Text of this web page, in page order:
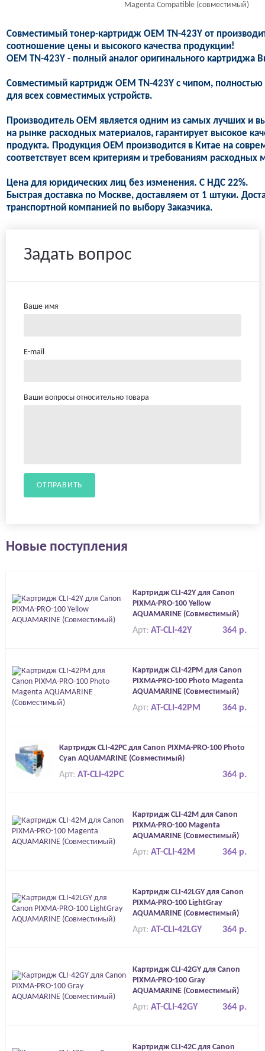
Magenta Compatible (совместимый)
Совместимый тонер-картридж OEM TN-423Y от
соотношение цены и высокого качества продукции!
OEM TN-423Y - полный аналог оригинального картриджа
Совместимый картридж OEM TN-423Y с чипом, полностью
для всех совместимых устройств.
Производитель OEM является одним из самых лучших и
на рынке расходных материалов, гарантирует высокое
продукта. Продукция OEM производится в Китае на
соответствует всем критериям и требованиям расходных
Цена для юридических лиц без изменения. С НДС 22%.
Быстрая доставка по Москве, доставляем от 1 штуки.
транспортной компанией по выбору Заказчика.
Задать вопрос
Ваше имя
E-mail
Ваши вопросы относительно товара
ОТПРАВИТЬ
Новые поступления
Картридж CLI-42Y для Canon
PIXMA-PRO-100 Yellow
AQUAMARINE (Совместимый)
364 р.
Арт:AT-CLI-42Y
Картридж CLI-42PM для Canon
PIXMA-PRO-100 Photo Magenta
AQUAMARINE (Совместимый)
364 р.
Арт: AT-CLI-42PM
Картридж CLI-42PC для Canon PIXMA-PRO-100 Photo
Cyan AQUAMARINE (Совместимый)
364 р.
Арт: AT-CLI-42PC
Картридж CLI-42M для Canon
PIXMA-PRO-100 Magenta
AQUAMARINE (Совместимый)
364 р.
Арт:AT-CLI-42M
Картридж CLI-42LGY для Canon
PIXMA-PRO-100 LightGray
AQUAMARINE (Совместимый)
364 р.
Арт:AT-CLI-42LGY
Картридж CLI-42GY для Canon
PIXMA-PRO-100 Gray
AQUAMARINE (Совместимый)
364 р.
Арт:AT-CLI-42GY
Картридж CLI-42C для Canon